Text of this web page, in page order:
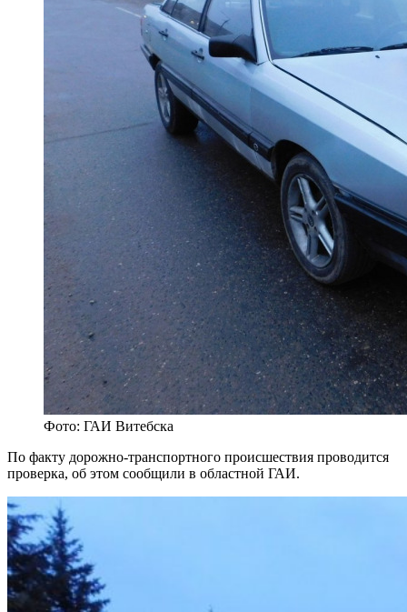
Фото: ГАИ Витебска
По факту дорожно-транспортного происшествия проводится
проверка, об этом сообщили в областной ГАИ.